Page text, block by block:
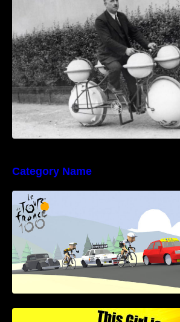
Category Name
This Girl Is Badass –